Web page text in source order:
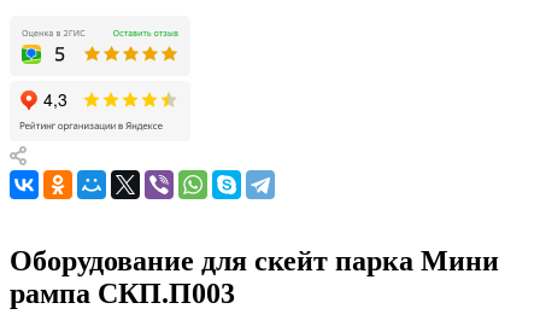
Оборудование для скейт парка Мини
рампа СКП.П003